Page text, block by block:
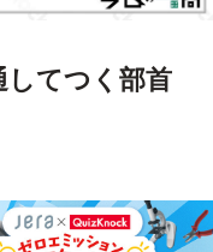
してつく部首